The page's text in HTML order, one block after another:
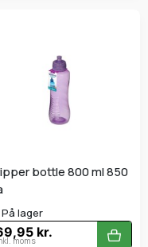
På lager
kr.
moms